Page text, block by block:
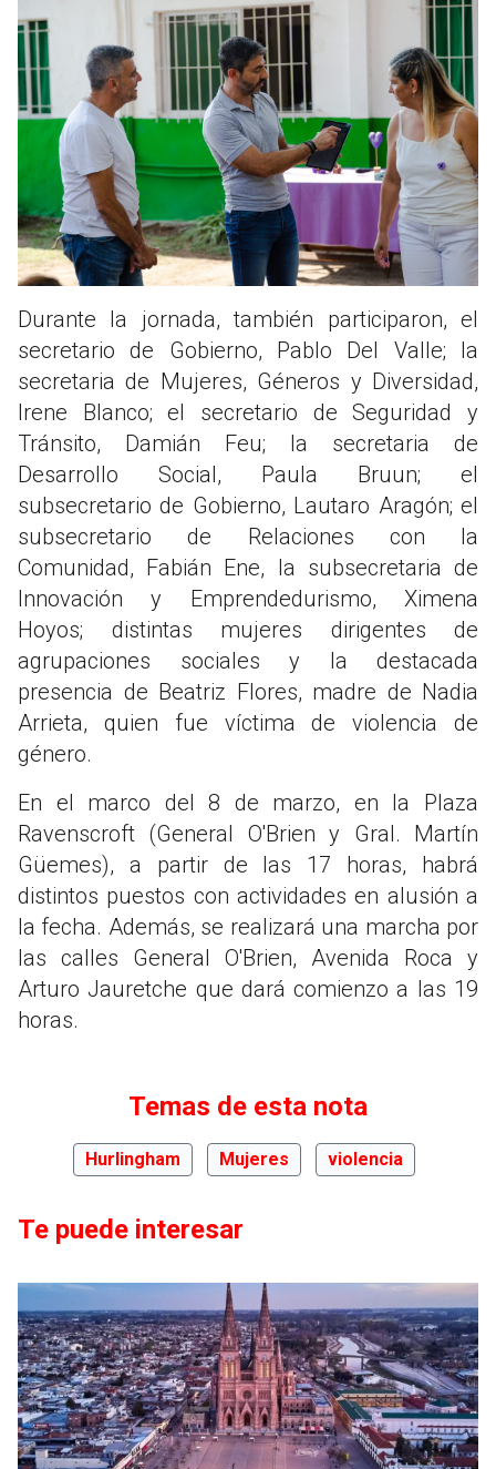
Durante la jornada, también participaron, el
secretario de Gobierno, Pablo Del Valle; la
secretaria de Mujeres, Géneros y Diversidad,
Irene Blanco; el secretario de Seguridad y
Tránsito, Damián Feu; la secretaria de
Desarrollo Social, Paula Bruun; el
subsecretario de Gobierno, Lautaro Aragón; el
subsecretario de Relaciones con la
Comunidad, Fabián Ene, la subsecretaria de
Innovación y Emprendedurismo, Ximena
Hoyos; distintas mujeres dirigentes de
agrupaciones sociales y la destacada
presencia de Beatriz Flores, madre de Nadia
Arrieta, quien fue víctima de violencia de
género.
En el marco del 8 de marzo, en la Plaza
Ravenscroft (General O'Brien y Gral. Martín
Güemes), a partir de las 17 horas, habrá
distintos puestos con actividades en alusión a
la fecha. Además, se realizará una marcha por
las calles General O'Brien, Avenida Roca y
Arturo Jauretche que dará comienzo a las 19
horas.
Temas de esta nota
Hurlingham Mujeres violencia
Te puede interesar